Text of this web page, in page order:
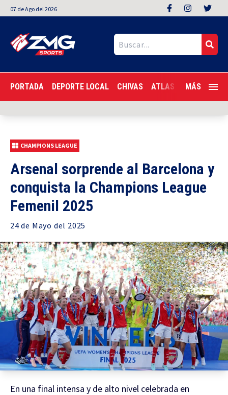
07 deAgo del 2026
PORTADA DEPORTE LOCAL CHIVAS ATLAS LIGA MX
MÁS
CHAMPIONS LEAGUE
Arsenal sorprende al Barcelona y
conquista la Champions League
Femenil 2025
24 de Mayo del 2025
En una final intensa y de alto nivel celebrada en